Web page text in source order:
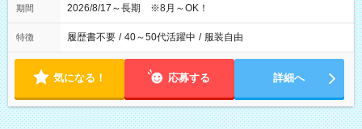
期間 2026/8/17～長期 ※8月～OK！
特徴 履歴書不要 / 40～50代活躍中 / 服装自由
気になる！ 応募する 詳細へ